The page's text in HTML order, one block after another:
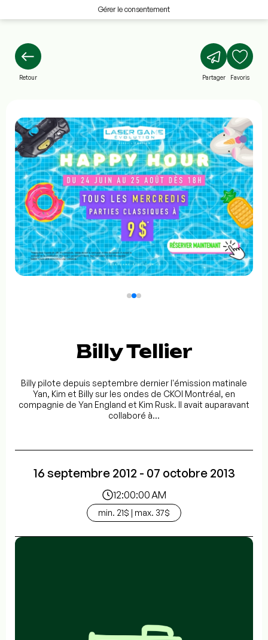
Gérer le consentement
Retour Partager Favoris
Billy Tellier
Billy pilote depuis septembre dernier l'émission matinale
Yan, Kim et Billy sur les ondes de CKOI Montréal, en
compagnie de Yan England et Kim Rusk. Il avait auparavant
collaboré à...
16 septembre 2012 - 07 octobre 2013
12:00:00 AM
min. 21$ | max. 37$